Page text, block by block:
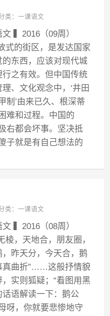
类：一课语文
文 ▍2016（09周）
式的街区，是发达国家
的东西，应该对现代城
行之有效。但中国传统
、文化观念中，‘井田
制’由来已久、根深蒂
难和过程。中国的
右都会坏事。坚决抵
子就是有自己想法的
类：一课语文
文 ▍2016（08周）
棱，天地合，朋友圈，
，昨天分，今天合，鹅
真曲折”……这般抒情貌
，实则狐疑；“看图用黑
话语解读一下：鹅公
呀，你就要悲惨地守